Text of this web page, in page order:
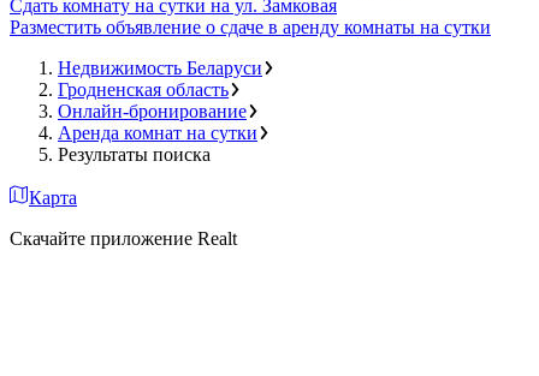
Сдать комнату на сутки на ул. Замковая
Разместить объявление о сдаче в аренду комнаты на сутки
Недвижимость Беларуси
Гродненская область
Онлайн-бронирование
Аренда комнат на сутки
Результаты поиска
Карта
Скачайте приложение Realt